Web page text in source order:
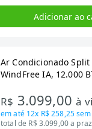
Adicionar ao
Ar Condicionado
WindFree IA, 12.000
R$ 3.099,00à
em até 12x R$ 258,25
total de R$ 3.099,00 a